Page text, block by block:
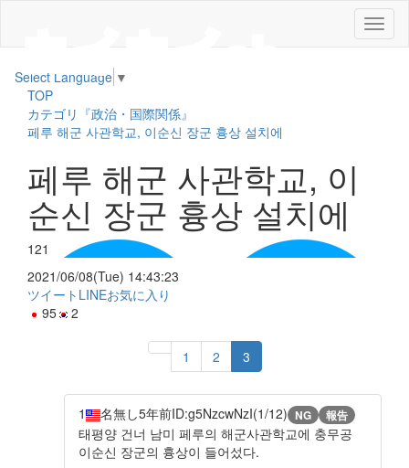
メ
ニ
Select Language ▼
TOP
カテゴリ『政治・国際関係』
페루 해군 사관학교, 이순신 장군 흉상 설치에
페루 해군 사관학교, 이
순신 장군 흉상 설치에
121
2021/06/08(Tue) 14:43:23
ツイート LINEお気に入り
95
2
1 2 3
1 名無し5年前ID:g5NzcwNzI(1/12) NG 報告
태평양 건너 남미 페루의 해군사관학교에 충무공
이순신 장군의 흉상이 들어섰다.